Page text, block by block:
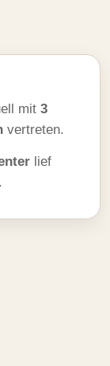
mit 3
vertreten.
lief
.